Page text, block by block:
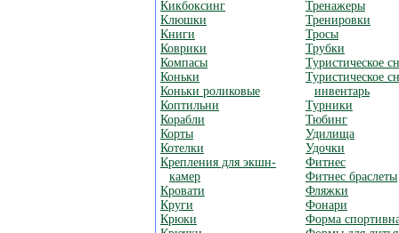
Кикбоксинг
Клюшки
Книги
Коврики
Компасы
Коньки
Коньки роликовые
Коптильни
Корабли
Корты
Котелки
Крепления для экшн-
камер
Кровати
Круги
Крюки
Тренажеры
Тренировки
Тросы
Трубки
Туристическое
Туристическое
инвентарь
Турники
Тюбинг
Удилища
Удочки
Фитнес
Фитнес браслеты
Фляжки
Фонари
Форма